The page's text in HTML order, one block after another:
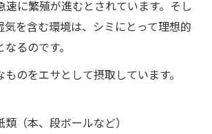
速に繁殖が進むとされています。そし
気を含む環境は、シミにとって理想的
るのです。
のをエサとして摂取しています。
（本、段ボールなど）